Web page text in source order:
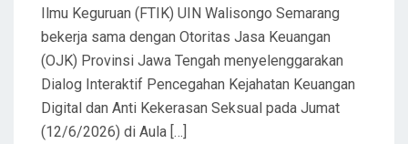
Ilmu Keguruan (FTIK) UIN Walisongo Semarang
bekerja sama dengan Otoritas Jasa Keuangan
(OJK) Provinsi Jawa Tengah menyelenggarakan
Dialog Interaktif Pencegahan Kejahatan Keuangan
Digital dan Anti Kekerasan Seksual pada Jumat
(12/6/2026) di Aula […]